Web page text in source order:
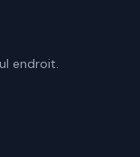
endroit.